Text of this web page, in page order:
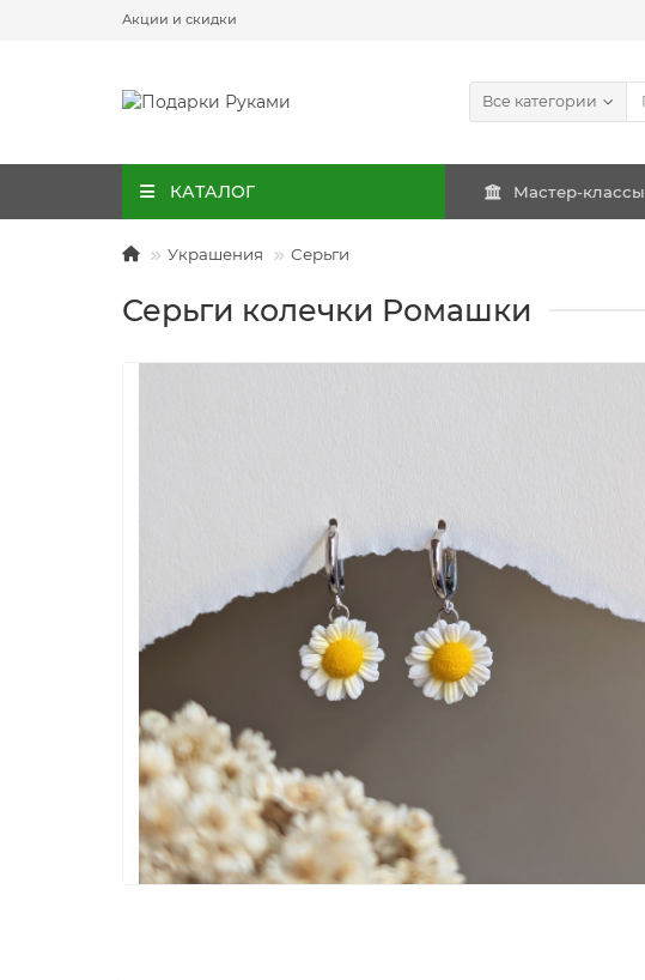
Акции и скидки
Все категории
КАТАЛОГ Мастер-классы
Украшения Серьги
Серьги колечки Ромашки